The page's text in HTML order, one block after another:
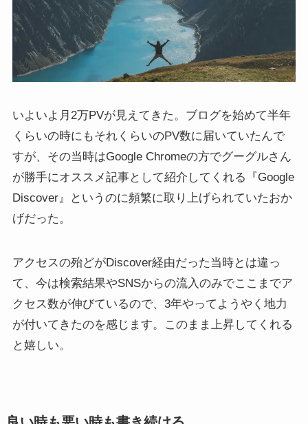
いよいよ月2万PVが見えてきた。ブログを始めて半年
くらいの時にもそれくらいのPV数に届いていたんで
すが、その当時はGoogle Chromeの方でグーグルさん
が勝手にオススメ記事として紹介してくれる『Google
Discover』というのに頻繁に取り上げられていたおか
げだった。
アクセスの殆どがDiscover経由だった当時とは違っ
て、今は検索結果やSNSからの流入のみでここまでア
クセス数が伸びているので、3年やってようやく地力
が付いてきたのを感じます。このまま上昇してくれる
と嬉しい。